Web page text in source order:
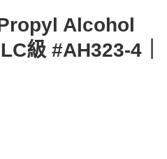
Alcohol
級 #AH323-4｜